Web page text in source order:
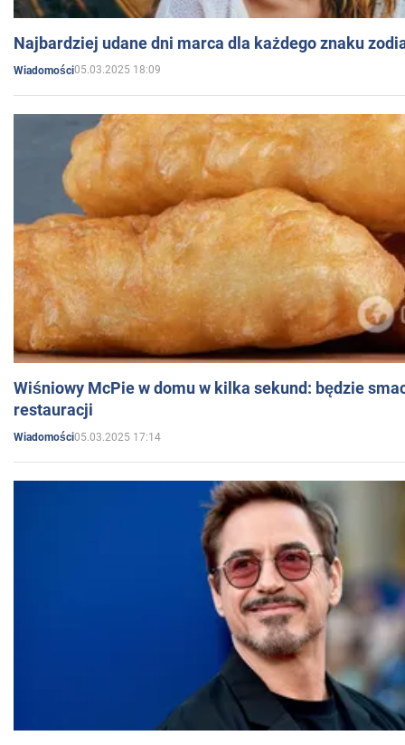
Najbardziej udane dni marca dla każdego znaku
Wiadomości05.03.2025 18:09
Wiśniowy McPie w domu w kilka sekund: będzie
restauracji
Wiadomości05.03.2025 17:14